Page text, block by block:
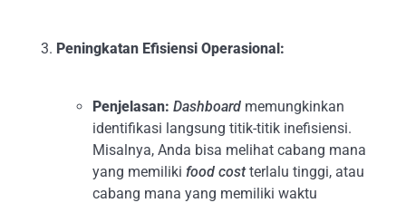
Peningkatan Efisiensi Operasional:
Penjelasan: Dashboard memungkinkan
identifikasi langsung titik-titik inefisiensi.
Misalnya, Anda bisa melihat cabang mana
yang memilikifood costterlalu tinggi, atau
cabang mana yang memiliki waktu